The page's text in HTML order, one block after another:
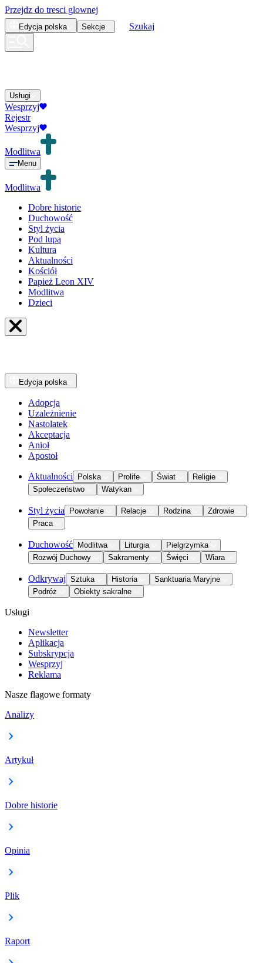
Przejdz do tresci glownej
Edycja polska Sekcje Szukaj
Usługi
Wesprzyj
Rejestr
Wesprzyj
Modlitwa
Menu
Modlitwa
Dobre historie
Duchowość
Styl życia
Pod lupą
Kultura
Aktualności
Kościół
Papież Leon XIV
Modlitwa
Dzieci
Edycja polska
Adopcja
Uzależnienie
Nastolatek
Akceptacja
Anioł
Apostoł
Aktualności Polska Prolife Świat
Religie
Społeczeństwo
Watykan
Styl życia Powołanie Relacje Rodzina
Zdrowie
Praca
Duchowość Modlitwa Liturgia
Pielgrzymka
Rozwój Duchowy
Sakramenty Święci Wiara
Odkrywaj Sztuka Historia
Sanktuaria Maryjne
Podróż
Obiekty sakralne
Usługi
Newsletter
Aplikacja
Subskrypcja
Wesprzyj
Reklama
Nasze flagowe formaty
Analizy
Artykuł
Dobre historie
Opinia
Plik
Raport